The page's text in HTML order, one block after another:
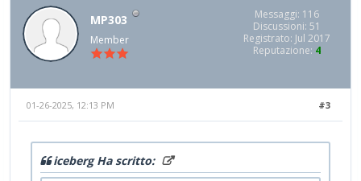
MP303
Member
Messaggi: 116
Discussioni: 51
Registrato: Jul 2017
Reputazione: 4
#3
01-26-2025, 12:13 PM
iceberg Ha scritto: